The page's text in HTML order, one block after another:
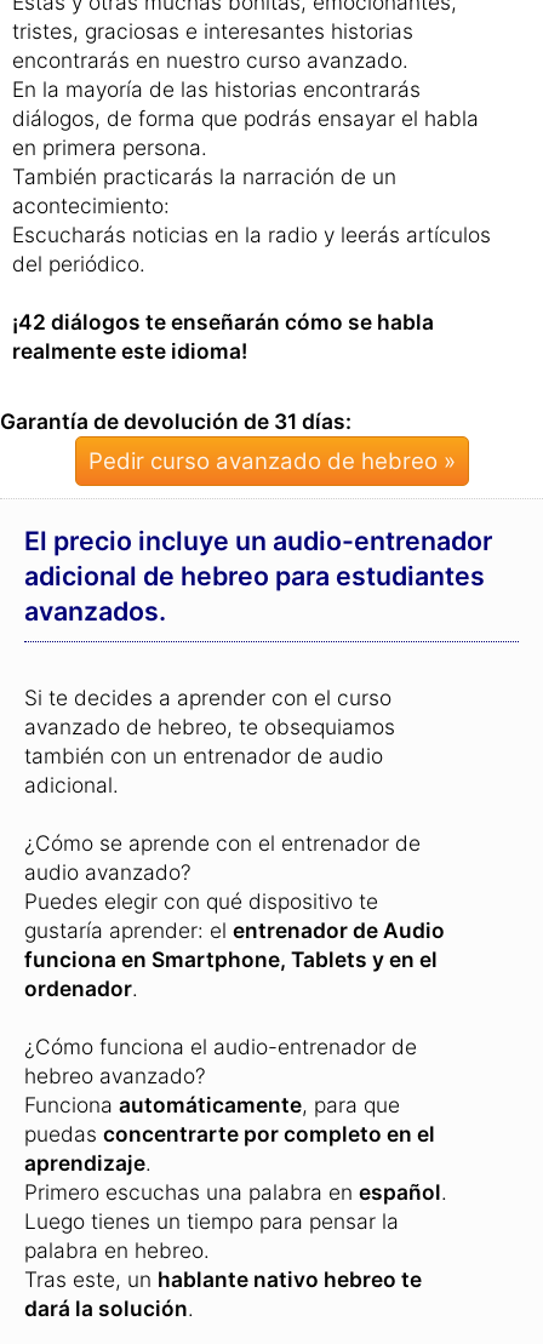
mandar el currículum.
¿Pero conseguiré realmente el trabajo
que quiero?
Estas y otras muchas bonitas, emocionantes,
tristes, graciosas e interesantes historias
encontrarás en nuestro curso avanzado.
En la mayoría de las historias encontrarás
diálogos, de forma que podrás ensayar el habla
en primera persona.
También practicarás la narración de un
acontecimiento:
¡42 diálogos te enseñarán cómo se habla
realmente este idioma!
Garantía de devolución de 31 días:
Pedir curso avanzado de hebreo »
adicional de hebreo para estudiantes
avanzados.
Si te decides a aprender con el curso
avanzado de hebreo, te obsequiamos
también con un entrenador de audio
adicional.
¿Cómo se aprende con el entrenador de
Puedes elegir con qué dispositivo te
gustaría aprender: el
funciona en Smartphone, Tablets y en el
ordenador.
¿Cómo funciona el audio-entrenador de
hebreo avanzado?
Funcionaautomáticamente
, para que
puedasconcentrarte por completo en el
aprendizaje.